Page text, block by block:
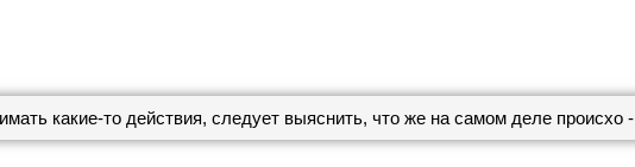
какие-то действия, следует выяснить, что же на самом деле происхо -